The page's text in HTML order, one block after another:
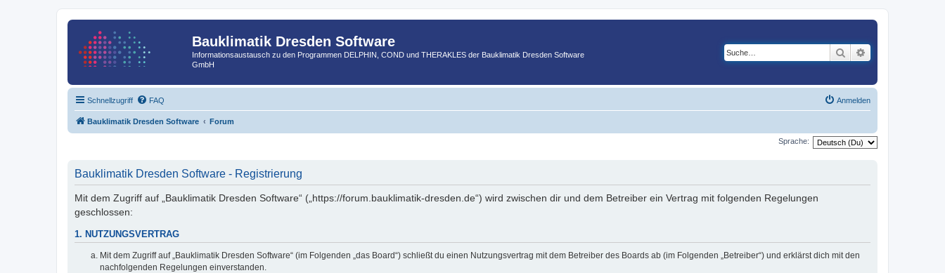
Bauklimatik Dresden Software
Informationsaustausch zu den Programmen DELPHIN, COND und THERAKLES der Bauklimatik Dresden Software
GmbH
Suche
Schnellzugriff FAQ Anmelden
Bauklimatik Dresden Software Forum
Sprache:
Bauklimatik Dresden Software - Registrierung
Mit dem Zugriff auf „Bauklimatik Dresden Software“ („https://forum.bauklimatik-dresden.de“) wird zwischen dir und dem Betreiber ein Vertrag mit folgenden Regelungen
geschlossen:
1. NUTZUNGSVERTRAG
Mit dem Zugriff auf „Bauklimatik Dresden Software“ (im Folgenden „das Board“) schließt du einen Nutzungsvertrag mit dem Betreiber des Boards ab (im Folgenden „Betreiber“) und erklärst dich mit den
nachfolgenden Regelungen einverstanden.